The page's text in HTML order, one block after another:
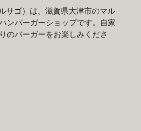
サゴ）は、滋賀県大津市のマル
ンバーガーショップです。自家
のバーガーをお楽しみくださ